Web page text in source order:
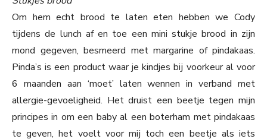
Om hem echt brood te laten eten hebben we Cody
tijdens de lunch af en toe een mini stukje brood in zijn
mond gegeven, besmeerd met margarine of pindakaas.
Pinda’s is een product waar je kindjes bij voorkeur al voor
6 maanden aan ‘moet’ laten wennen in verband met
allergie-gevoeligheid. Het druist een beetje tegen mijn
principes in om een baby al een boterham met pindakaas
te geven, het voelt voor mij toch een beetje als iets